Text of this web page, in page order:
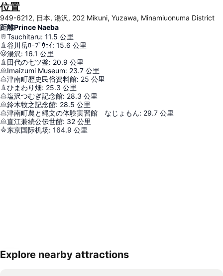
位置
949-6212, 日本, 湯沢, 202 Mikuni, Yuzawa, Minamiuonuma District
距離Prince Naeba
Tsuchitaru: 11.5 公里
谷川岳ﾛｰﾌﾟｳｪｲ: 15.6 公里
湯沢: 16.1 公里
田代の七ツ釜: 20.9 公里
Imaizumi Museum: 23.7 公里
津南町歴史民俗資料館: 25 公里
ひまわり畑: 25.3 公里
塩沢つむぎ記念館: 28.3 公里
鈴木牧之記念館: 28.5 公里
津南町農と縄文の体験実習館 なじょもん: 29.7 公里
直江兼続公伝世館: 32 公里
东京国际机场: 164.9 公里
展開地圖
Explore nearby attractions